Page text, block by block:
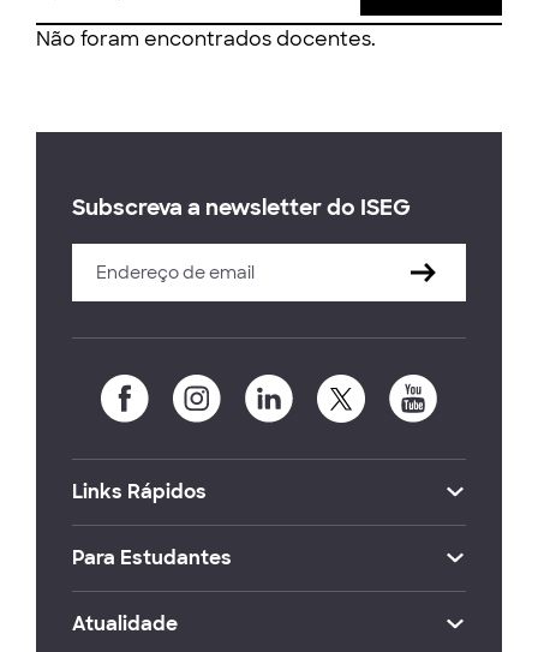
Não foram encontrados docentes.
Subscreva a newsletter do ISEG
Links Rápidos
Para Estudantes
Atualidade